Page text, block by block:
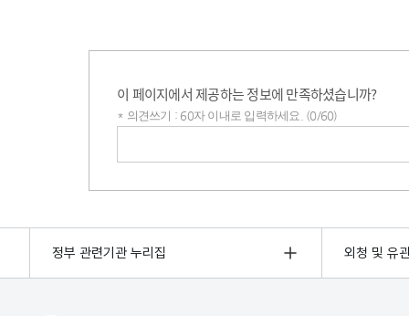
이 페이지에서 제공하는 정보에 만족하셨습니까?
* 의견쓰기 : 60자 이내로 입력하세요. (0/60)
정부 관련기관 누리집 외청 및 유